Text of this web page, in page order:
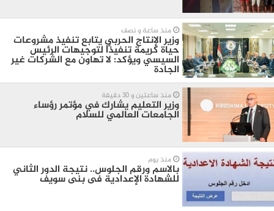
منذ ساعة و نصف
وزير الإنتاج الحربي يتابع تنفيذ مشروعات
حياة كريمة تنفيذًا لتوجيهات الرئيس
السيسي ويؤكد: لا تهاون مع الشركات غير
الجادة
منذ ساعتين و 30 دقيقة
وزير التعليم يشارك في مؤتمر رؤساء
الجامعات العالمي للسلام
منذ يوم
بالاسم ورقم الجلوس.. نتيجة الدور الثاني
للشهادة الإعدادية فى بنى سويف